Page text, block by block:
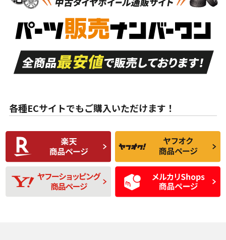
S
品）
S
新車外し品（新古
付き
A
走行距離も少なく、
目立つ傷もほとんど
ない中古品
A
走行距離も少なく、
非常に状態の良い中
古品
な中古品
んどない中古品
C
比較的きれいな中古
品
C
られるが、使用に問
題のない中古品
D
使用感や目立つ傷が
あり、一般的な中古
品
D
残り溝も少なく、偏
磨耗がみられ、短期
間使用できるくらい
の中古品
各種ECサイトでもご購入いただけます！